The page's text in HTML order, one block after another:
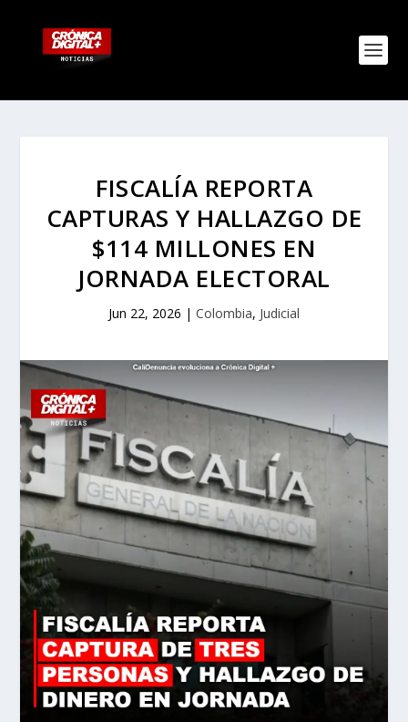
FISCALÍA REPORTA
CAPTURAS Y HALLAZGO DE
$114 MILLONES EN
JORNADA ELECTORAL
Jun 22, 2026 | Colombia, Judicial